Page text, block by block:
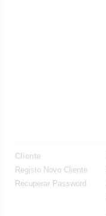
Cliente
Registo Novo Cliente
Recuperar Password